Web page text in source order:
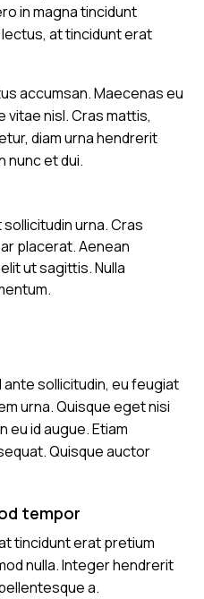
in magna tincidunt
at tincidunt erat
accumsan. Maecenas eu
vitae nisl. Cras mattis,
diam urna hendrerit
nunc et dui.
urna. Cras
placerat. Aenean
ut sagittis. Nulla
sollicitudin, eu feugiat
urna. Quisque eget nisi
id augue. Etiam
Quisque auctor
tempor
tincidunt erat pretium
nulla. Integer hendrerit
a.